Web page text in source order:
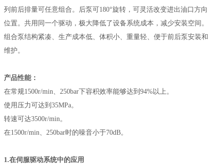
列前后排量可任意组合。后泵可180°旋转，可灵活改变进出油口方向
位置。共用同一个驱动，极大降低了设备系统成本，减少安装空间。
组合泵结构紧凑、生产成本低、体积小、重量轻、便于前后泵安装和
维护。
产品性能：
在常规1500r/min、250bar下容积效率能够达到94%以上。
使用压力可达到35MPa。
转速可达3500r/min。
在1500r/min、250bar时的噪音小于70dB。
1.在伺服驱动系统中的应用